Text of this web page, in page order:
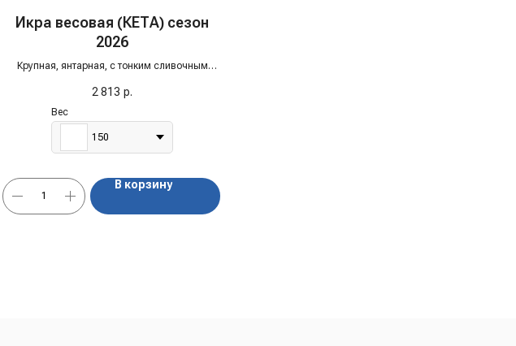
Икра весовая (КЕТА) сезон
2026
Крупная, янтарная, с тонким сливочным
2 813 р.
Вес
150
В корзину